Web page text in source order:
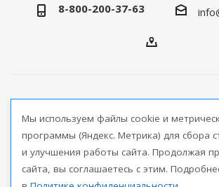
8-800-200-37-63
продукции
Версия для печати
Мы используем файлы cookie и
программы (Яндекс. Метрика) для сбора
и улучшения работы сайта. Продолжая
сайта, вы соглашаетесь с этим.